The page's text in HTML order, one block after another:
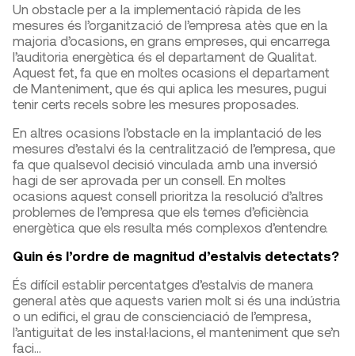
Un obstacle per a la implementació ràpida de les
mesures és l’organització de l’empresa atès que en la
majoria d’ocasions, en grans empreses, qui encarrega
l’auditoria energètica és el departament de Qualitat.
Aquest fet, fa que en moltes ocasions el departament
de Manteniment, que és qui aplica les mesures, pugui
tenir certs recels sobre les mesures proposades.
En altres ocasions l’obstacle en la implantació de les
mesures d’estalvi és la centralització de l’empresa, que
fa que qualsevol decisió vinculada amb una inversió
hagi de ser aprovada per un consell. En moltes
ocasions aquest consell prioritza la resolució d’altres
problemes de l’empresa que els temes d’eficiència
energètica que els resulta més complexos d’entendre.
Quin és l’ordre de magnitud d’estalvis detectats?
És difícil establir percentatges d’estalvis de manera
general atès que aquests varien molt si és una indústria
o un edifici, el grau de conscienciació de l’empresa,
l’antiguitat de les instal·lacions, el manteniment que se’n
faci…